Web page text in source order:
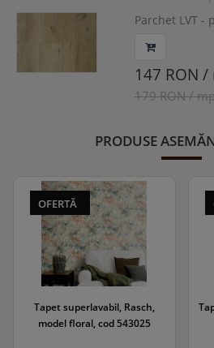
Parchet LVT -
147 RON /
179 RON /
PRODUSE
OFERTĂ
Tapet superlavabil, Rasch,
model floral, cod 543025